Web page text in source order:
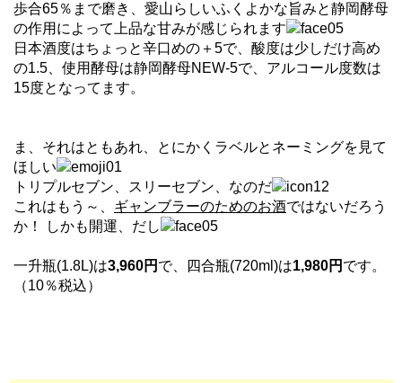
歩合65％まで磨き、愛山らしいふくよかな旨みと静岡酵母
の作用によって上品な甘みが感じられます
日本酒度はちょっと辛口めの＋5で、酸度は少しだけ高め
の1.5、使用酵母は静岡酵母NEW-5で、アルコール度数は
15度となってます。
ま、それはともあれ、とにかくラベルとネーミングを見て
ほしい
トリプルセブン、スリーセブン、なのだ
これはもう～、 ギャンブラーのためのお酒ではないだろう
か！ しかも開運、だし
一升瓶(1.8L)は3,960円 で、四合瓶(720ml)は1,980円 です。
（10％税込）